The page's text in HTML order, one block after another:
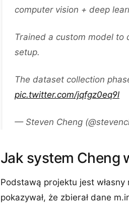
computer vision + deep
Trained a custom model to
setup.
The dataset collection
pic.twitter.com/jqfgz0eq9l
— Steven Cheng
Jak system Cheng
Podstawą projektu jest
pokazywał, że zbierał dane